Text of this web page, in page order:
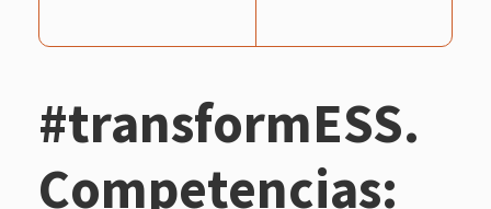
#transformESS.
Competencias: